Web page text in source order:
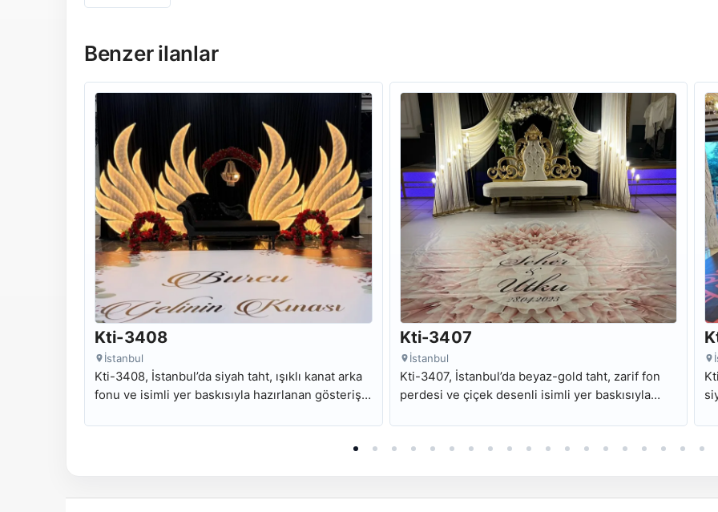
Benzer ilanlar
Kti-3408
İstanbul
Kti-3408, İstanbul’da siyah taht, ışıklı kanat arka
fonu ve isimli yer baskısıyla hazırlanan gösterişli
Kti-3407
İstanbul
Kti-3407, İstanbul’da beyaz-gold taht, zarif fon
perdesi ve çiçek desenli isimli yer baskısıyla